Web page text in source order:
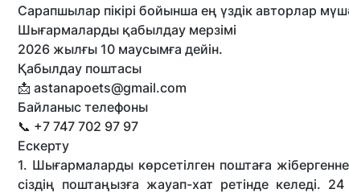
Сарапшылар пікірі бойынша ең үздік авторлар
Шығармаларды қабылдау мерзімі
2026 жылғы 10 маусымға дейін.
Қабылдау поштасы
📩 astanapoets@gmail.com
Байланыс телефоны
📞 +7 747 702 97 97
Ескерту
1. Шығармаларды көрсетілген поштаға
сіздің поштаңызға жауап-хат ретінде келеді.